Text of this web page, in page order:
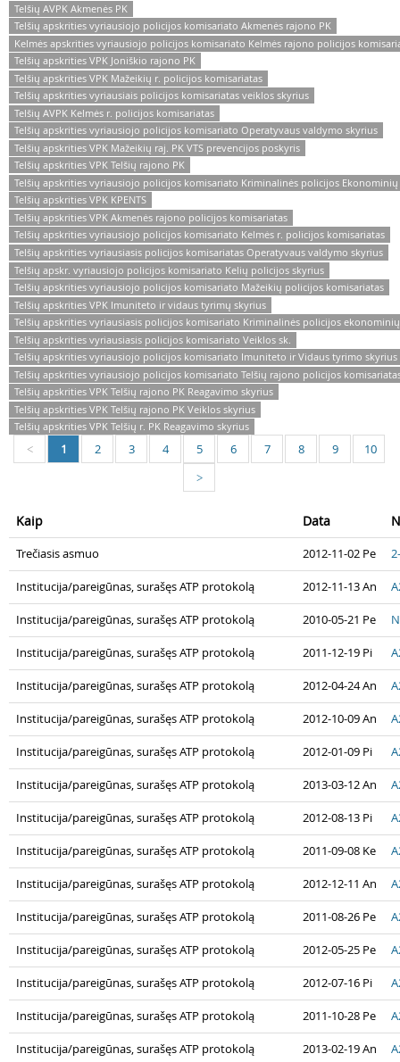
Telšių AVPK Akmenės PK
Telšių apskrities vyriausiojo policijos komisariato Akmenės rajono PK
Kelmės apskrities vyriausiojo policijos komisariato Kelmės rajono policijos
Telšių apskrities VPK Joniškio rajono PK
Telšių apskrities VPK Mažeikių r. policijos komisariatas
Telšių apskrities vyriausiais policijos komisariatas veiklos skyrius
Telšių AVPK Kelmės r. policijos komisariatas
Telšių apskrities vyriausiojo policijos komisariato Operatyvaus valdymo skyrius
Telšių apskrities VPK Mažeikių raj. PK VTS prevencijos poskyris
Telšių apskrities VPK Telšių rajono PK
Telšių apskrities vyriausiojo policijos komisariato Kriminalinės policijos
Telšių apskrities VPK KPENTS
Telšių apskrities VPK Akmenės rajono policijos komisariatas
Telšių apskrities vyriausiojo policijos komisariato Kelmės r. policijos komisariatas
Telšių apskrities vyriausiasis policijos komisariatas Operatyvaus valdymo skyrius
Telšių apskr. vyriausiojo policijos komisariato Kelių policijos skyrius
Telšių apskrities vyriausiojo policijos komisariato Mažeikių policijos komisariatas
Telšių apskrities VPK Imuniteto ir vidaus tyrimų skyrius
Telšių apskrities vyriausiasis policijos komisariato Kriminalinės policijos
Telšių apskrities vyriausiasis policijos komisariato Veiklos sk.
Telšių apskrities vyriausiojo policijos komisariato Imuniteto ir Vidaus tyrimo skyrius
Telšių apskrities vyriausiojo policijos komisariato Telšių rajono policijos
Telšių apskrities VPK Telšių rajono PK Reagavimo skyrius
Telšių apskrities VPK Telšių rajono PK Veiklos skyrius
Telšių apskrities VPK Telšių r. PK Reagavimo skyrius
< 1 2 3 4 5 6 7 8 9 10
>
Kaip Data
Trečiasis asmuo 2012-11-02 Pe
Institucija/pareigūnas, surašęs ATP protokolą 2012-11-13 An
Institucija/pareigūnas, surašęs ATP protokolą 2010-05-21 Pe
Institucija/pareigūnas, surašęs ATP protokolą 2011-12-19 Pi
Institucija/pareigūnas, surašęs ATP protokolą 2012-04-24 An
Institucija/pareigūnas, surašęs ATP protokolą 2012-10-09 An
Institucija/pareigūnas, surašęs ATP protokolą 2012-01-09 Pi
Institucija/pareigūnas, surašęs ATP protokolą 2013-03-12 An
Institucija/pareigūnas, surašęs ATP protokolą 2012-08-13 Pi
Institucija/pareigūnas, surašęs ATP protokolą 2011-09-08 Ke
Institucija/pareigūnas, surašęs ATP protokolą 2012-12-11 An
Institucija/pareigūnas, surašęs ATP protokolą 2011-08-26 Pe
Institucija/pareigūnas, surašęs ATP protokolą 2012-05-25 Pe
Institucija/pareigūnas, surašęs ATP protokolą 2012-07-16 Pi
Institucija/pareigūnas, surašęs ATP protokolą 2011-10-28 Pe
Institucija/pareigūnas, surašęs ATP protokolą 2013-02-19 An